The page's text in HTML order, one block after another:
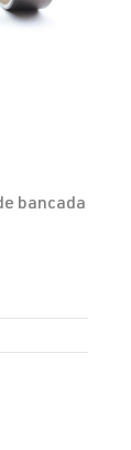
bancada